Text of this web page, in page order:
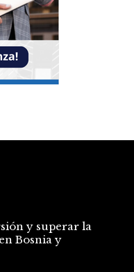
y superar la
Bosnia y